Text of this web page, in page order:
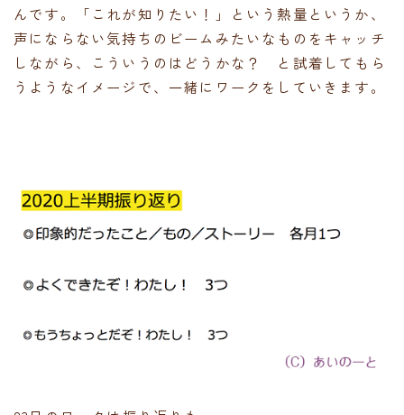
んです。「これが知りたい！」という熱量というか、
声にならない気持ちのビームみたいなものをキャッチ
しながら、こういうのはどうかな？ と試着してもら
うようなイメージで、一緒にワークをしていきます。